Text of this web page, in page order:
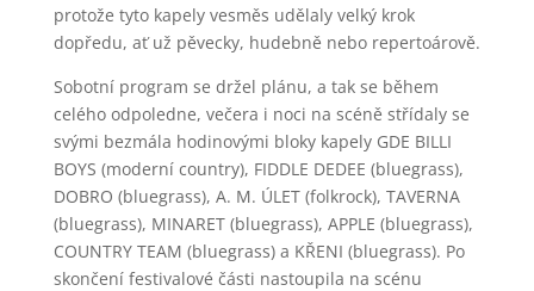
protože tyto kapely vesměs udělaly velký krok
dopředu, ať už pěvecky, hudebně nebo repertoárově.
Sobotní program se držel plánu, a tak se během
celého odpoledne, večera i noci na scéně střídaly se
svými bezmála hodinovými bloky kapely GDE BILLI
BOYS (moderní country), FIDDLE DEDEE (bluegrass),
DOBRO (bluegrass), A. M. ÚLET (folkrock), TAVERNA
(bluegrass), MINARET (bluegrass), APPLE (bluegrass),
COUNTRY TEAM (bluegrass) a KŘENI (bluegrass). Po
skončení festivalové části nastoupila na scénu